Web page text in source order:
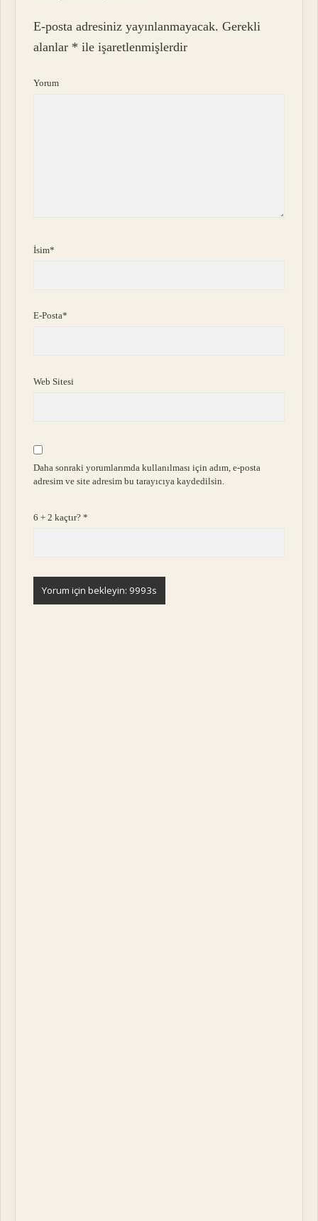
E-posta adresiniz yayınlanmayacak. Gerekli
alanlar * ile işaretlenmişlerdir
Yorum
İsim*
E-Posta*
Web Sitesi
Daha sonraki yorumlarımda kullanılması için adım, e-posta
adresim ve site adresim bu tarayıcıya kaydedilsin.
6 + 2 kaçtır?*